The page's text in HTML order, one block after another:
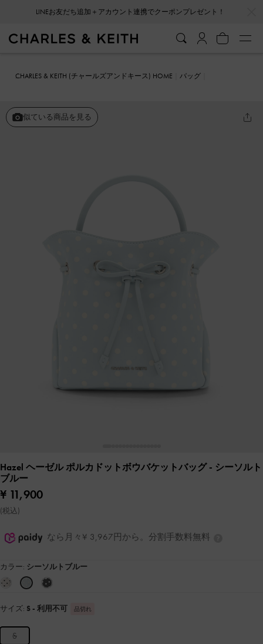
LINEお友だち追加＋アカウント連携でクーポンプレゼント！
CHARLES & KEITH (チャールズアンドキース) HOME
バッグ
似ている商品を見る
Hazel ヘーゼル ポルカドットボウバケットバッグ- シーソルト
ブルー
¥ 11,900
(税込)
なら月々¥ 3,967円から。分割手数料無料
カラー: シーソルトブルー
サイズ: S - 利用不可 品切れ
S